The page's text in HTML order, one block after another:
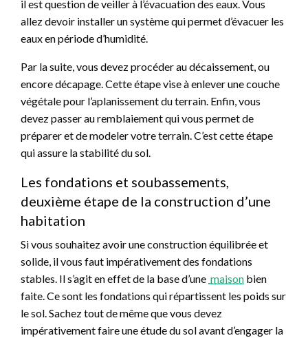
il est question de veiller à l’évacuation des eaux. Vous
allez devoir installer un système qui permet d’évacuer les
eaux en période d’humidité.
Par la suite, vous devez procéder au décaissement, ou
encore décapage. Cette étape vise à enlever une couche
végétale pour l’aplanissement du terrain. Enfin, vous
devez passer au remblaiement qui vous permet de
préparer et de modeler votre terrain. C’est cette étape
qui assure la stabilité du sol.
Les fondations et soubassements,
deuxième étape de la construction d’une
habitation
Si vous souhaitez avoir une construction équilibrée et
solide, il vous faut impérativement des fondations
stables. Il s’agit en effet de la base d’une maison bien
faite. Ce sont les fondations qui répartissent les poids sur
le sol. Sachez tout de même que vous devez
impérativement faire une étude du sol avant d’engager la